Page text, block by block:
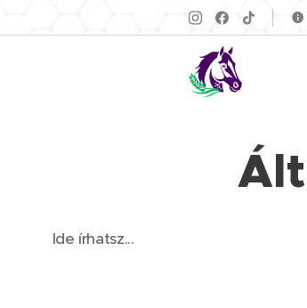
Ide írhatsz...